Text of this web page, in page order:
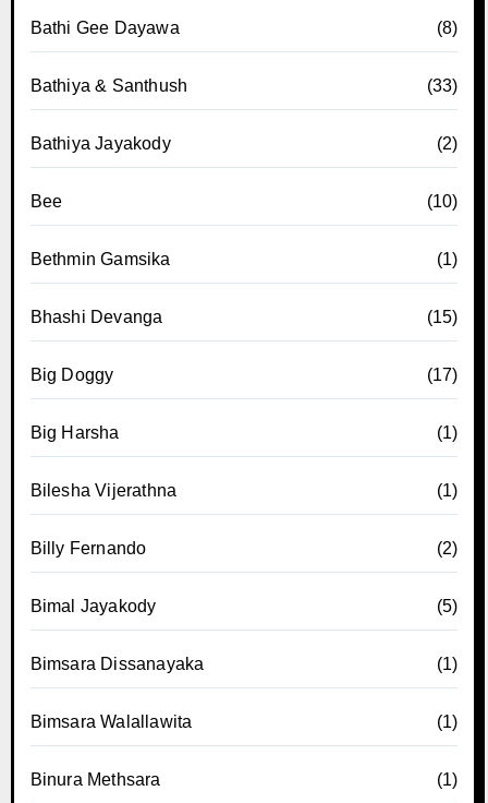
Bathi Gee Dayawa (8)
Bathiya & Santhush (33)
Bathiya Jayakody (2)
Bee (10)
Bethmin Gamsika (1)
Bhashi Devanga (15)
Big Doggy (17)
Big Harsha (1)
Bilesha Vijerathna (1)
Billy Fernando (2)
Bimal Jayakody (5)
Bimsara Dissanayaka (1)
Bimsara Walallawita (1)
Binura Methsara (1)